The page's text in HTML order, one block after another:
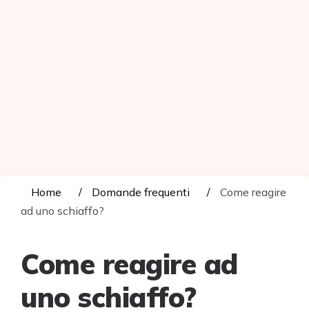
Home Domande frequenti
Come reagire
ad uno schiaffo?
Come reagire ad
uno schiaffo?